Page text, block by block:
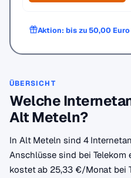
Aktion: bis zu 50,00 Euro
ÜBERSICHT
Welche
Alt Meteln?
In Alt Meteln sind 4
Anschlüsse sind bei
kostet ab 25,33 €/Monat bei